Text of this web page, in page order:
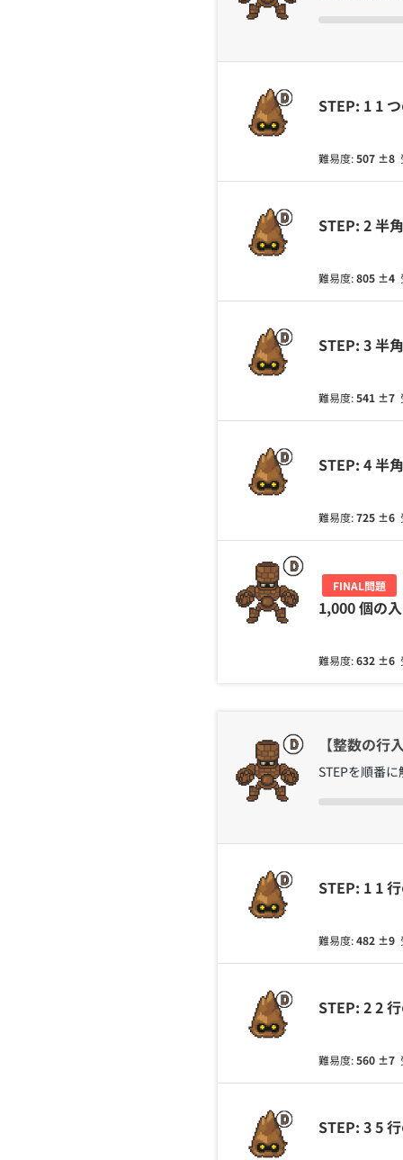
STEP: 1 1
難易度:507 ±8
STEP: 2 半
難易度:805 ±4
STEP: 3 半
難易度:541 ±7
STEP: 4 半
難易度:725 ±6
FINAL問題
1,000 個の
難易度:632 ±6
【整数の行
STEPを順番
STEP: 1 1
難易度:482 ±9
STEP: 2 2
難易度:560 ±7
STEP: 3 5